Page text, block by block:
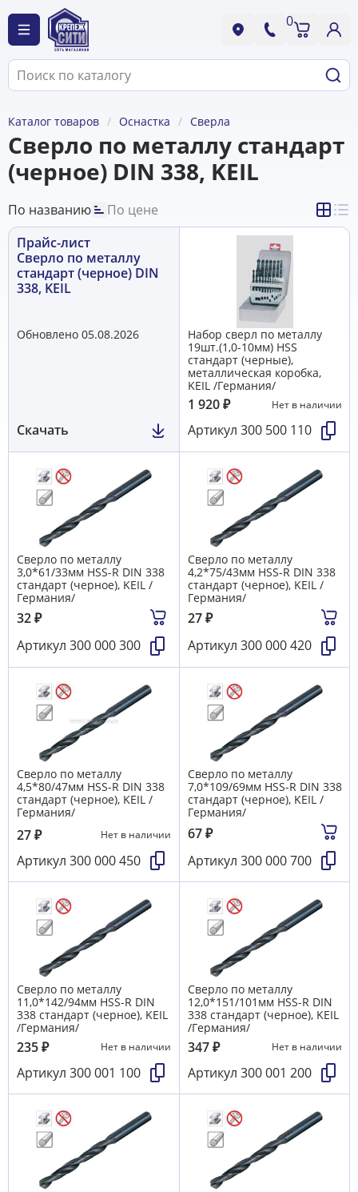
0
Каталог товаров Оснастка Сверла
Сверло по металлу стандарт
(черное) DIN 338, KEIL
По названию
По цене
Прайс-лист
Сверло по металлу
стандарт (черное) DIN
338, KEIL
Обновлено 05.08.2026
Скачать
Набор сверл по металлу
19шт.(1,0-10мм) HSS
стандарт (черные),
металлическая коробка,
KEIL /Германия/
1 920₽ Нет в наличии
Артикул 300 500 110
Сверло по металлу
3,0*61/33мм HSS-R DIN 338
стандарт (черное), KEIL /
Германия/
32₽
Артикул 300 000 300
Сверло по металлу
4,2*75/43мм HSS-R DIN 338
стандарт (черное), KEIL /
Германия/
27₽
Артикул 300 000 420
Сверло по металлу
4,5*80/47мм HSS-R DIN 338
стандарт (черное), KEIL /
Германия/
27₽ Нет в наличии
Артикул 300 000 450
Сверло по металлу
7,0*109/69мм HSS-R DIN 338
стандарт (черное), KEIL /
Германия/
67₽
Артикул 300 000 700
Сверло по металлу
11,0*142/94мм HSS-R DIN
338 стандарт (черное), KEIL
/Германия/
235₽ Нет в наличии
Артикул 300 001 100
Сверло по металлу
12,0*151/101мм HSS-R DIN
338 стандарт (черное), KEIL
/Германия/
347₽ Нет в наличии
Артикул 300 001 200